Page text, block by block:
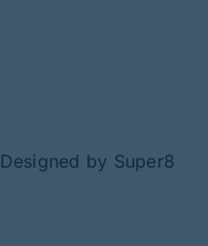
Designed by Super8